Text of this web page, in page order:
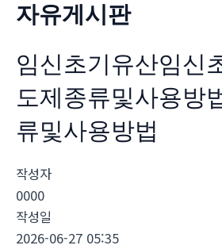
자유게시판
임신초기유산임신
도제종류및사용방
류및사용방법
작성자
0000
작성일
2026-06-27 05:35